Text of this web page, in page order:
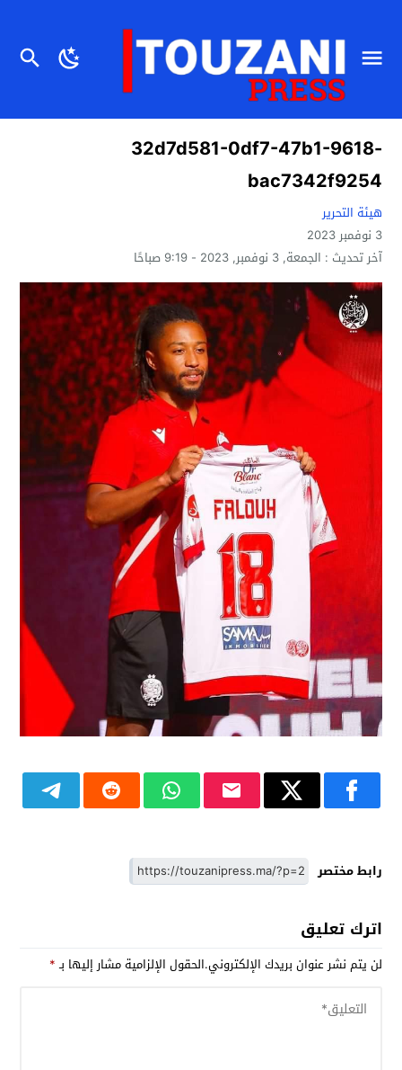
32d7d581-0df7-47b1-9618-
bac7342f9254
هيئة التحرير
3 نوفمبر 2023
آخر تحديث : الجمعة, 3 نوفمبر, 2023 - 9:19 صباحًا
رابط مختصر
اترك تعليق
لن يتم نشر عنوان بريدك الإلكتروني.الحقول الإلزامية مشار إليها بـ*